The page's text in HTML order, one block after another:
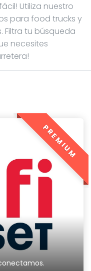
Utiliza nuestro
para food trucks y
Filtra tu búsqueda
necesites
PREMIUM